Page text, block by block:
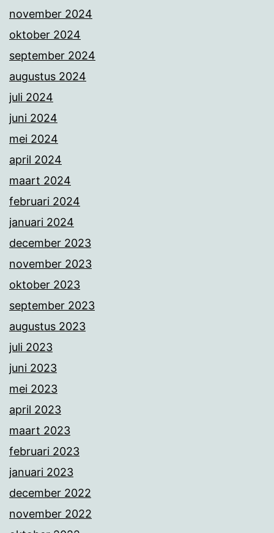
november 2024
oktober 2024
september 2024
augustus 2024
juli 2024
juni 2024
mei 2024
april 2024
maart 2024
februari 2024
januari 2024
december 2023
november 2023
oktober 2023
september 2023
augustus 2023
juli 2023
juni 2023
mei 2023
april 2023
maart 2023
februari 2023
januari 2023
december 2022
november 2022